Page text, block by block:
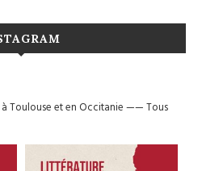
Toulouse et en Occitanie——Tous